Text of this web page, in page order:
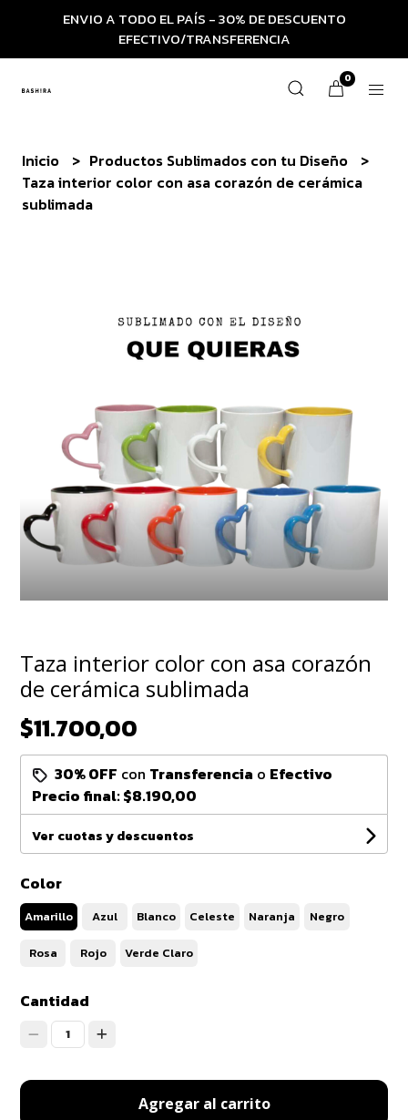
ENVIO A TODO EL PAÍS - 30% DE DESCUENTO
EFECTIVO/TRANSFERENCIA
0
Inicio
Productos Sublimados con tu Diseño
Taza interior color con asa corazón de cerámica
sublimada
Taza interior color con asa corazón
de cerámica sublimada
$11.700,00
30% OFF con Transferencia o Efectivo
Precio final:$8.190,00
Ver cuotas y descuentos
Color
Amarillo Azul Blanco Celeste Naranja Negro
Rosa Rojo Verde Claro
Cantidad
1
Agregar al carrito